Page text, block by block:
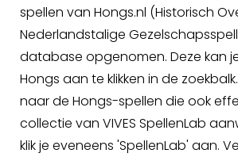
spellen van Hongs.nl (Historisch
Nederlandstalige
database opgenomen. Deze kan
Hongs aan te klikken in de
naar de Hongs-spellen die ook
collectie van VIVES SpellenLab
klik je eveneens 'SpellenLab' aan.